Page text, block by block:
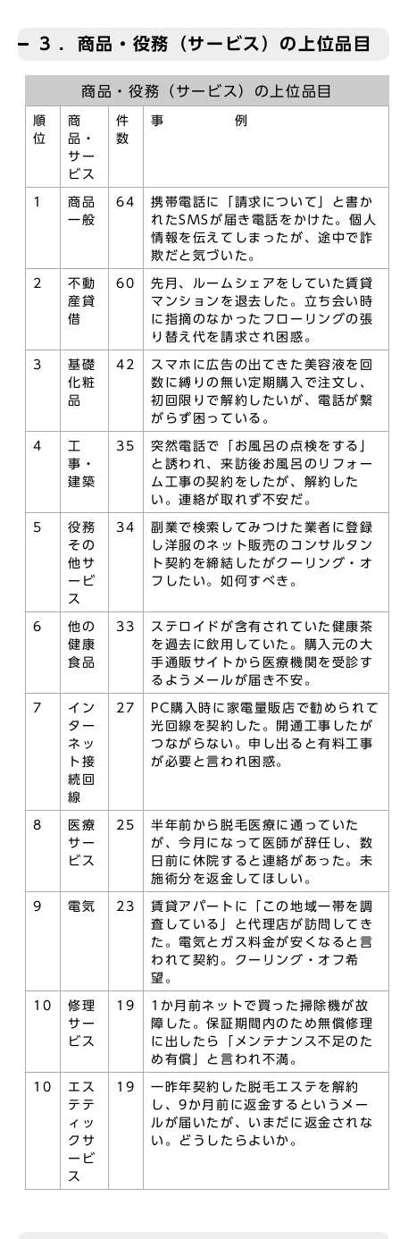
3 ．商品・役務（サービス）の上位品目
商品・役務（サービス）の上位品目
順
位
商
品・
サー
ビス
件
数
事 例
1
商品
一般
64
携帯電話に「請求について」と書か
れたSMSが届き電話をかけた。個人
情報を伝えてしまったが、途中で詐
欺だと気づいた。
2
不動
産貸
借
60
先月、ルームシェアをしていた賃貸
マンションを退去した。立ち会い時
に指摘のなかったフローリングの張
り替え代を請求され困惑。
3
基礎
化粧
品
42
スマホに広告の出てきた美容液を回
数に縛りの無い定期購入で注文し、
初回限りで解約したいが、電話が繋
がらず困っている。
4
工
事・
建築
35
突然電話で「お風呂の点検をする」
と誘われ、来訪後お風呂のリフォー
ム工事の契約をしたが、解約した
い。連絡が取れず不安だ。
5
役務
その
他サ
ービ
ス
34
副業で検索してみつけた業者に登録
し洋服のネット販売のコンサルタン
ト契約を締結したがクーリング・オ
フしたい。如何すべき。
6
他の
健康
食品
33
ステロイドが含有されていた健康茶
を過去に飲用していた。購入元の大
手通販サイトから医療機関を受診す
るようメールが届き不安。
7
イン
ター
ネッ
ト接
続回
線
27
PC購入時に家電量販店で勧められて
光回線を契約した。開通工事したが
つながらない。申し出ると有料工事
が必要と言われ困惑。
8
医療
サー
ビス
25
半年前から脱毛医療に通っていた
が、今月になって医師が辞任し、数
日前に休院すると連絡があった。未
施術分を返金してほしい。
9 電気 23
賃貸アパートに「この地域一帯を調
査している」と代理店が訪問してき
た。電気とガス料金が安くなると言
われて契約。クーリング・オフ希
望。
10
修理
サー
ビス
19
1か月前ネットで買った掃除機が故
障した。保証期間内のため無償修理
に出したら「メンテナンス不足のた
め有償」と言われ不満。
10
エス
テテ
ィッ
クサ
ービ
ス
19
一昨年契約した脱毛エステを解約
し、9か月前に返金するというメー
ルが届いたが、いまだに返金されな
い。どうしたらよいか。